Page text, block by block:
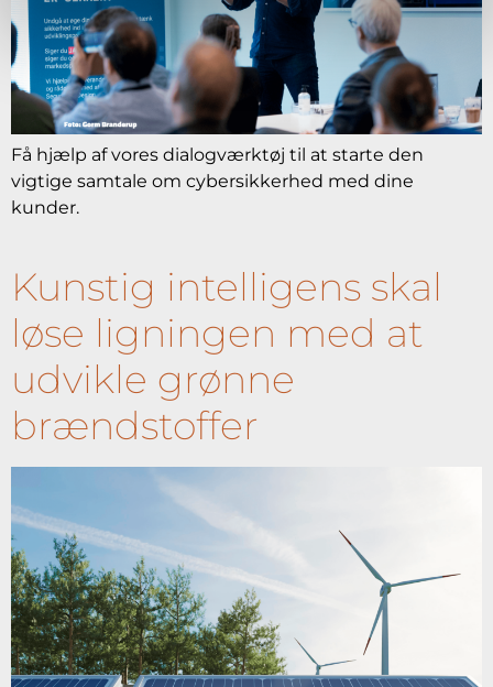
Få hjælp af vores dialogværktøj til at starte den
vigtige samtale om cybersikkerhed med dine
kunder.
Kunstig intelligens skal
løse ligningen med at
udvikle grønne
brændstoffer